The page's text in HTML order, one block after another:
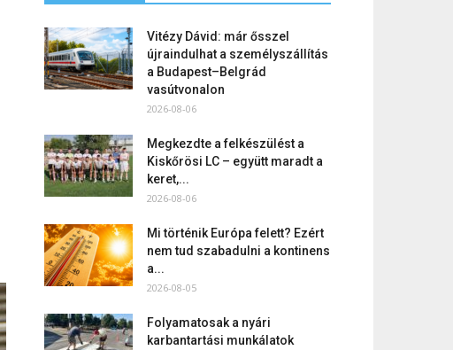
Vitézy Dávid: már ősszel
újraindulhat a személyszállítás
a Budapest–Belgrád
vasútvonalon
2026-08-06
Megkezdte a felkészülést a
Kiskőrösi LC – együtt maradt a
keret,...
2026-08-06
Mi történik Európa felett? Ezért
nem tud szabadulni a kontinens
a...
2026-08-05
Folyamatosak a nyári
karbantartási munkálatok